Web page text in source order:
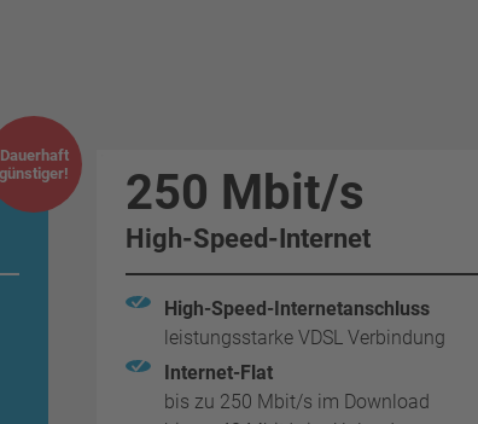
Dauerhaft
günstiger!
250 Mbit/s
High-Speed-Internet
High-Speed-Internetanschluss
leistungsstarke VDSL Verbindung
Internet-Flat
bis zu 250 Mbit/s im Download